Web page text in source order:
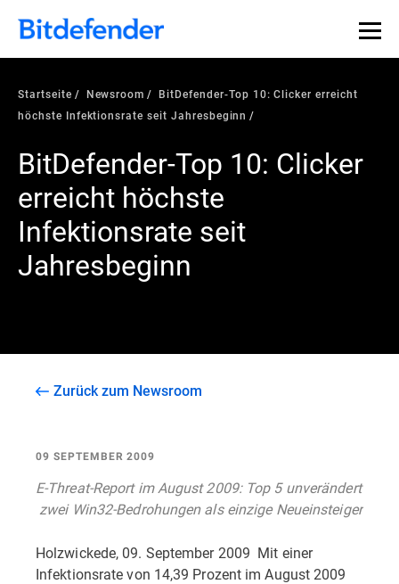
Startseite Newsroom
BitDefender-Top 10: Clicker erreicht
höchste Infektionsrate seit Jahresbeginn
BitDefender-Top 10: Clicker
erreicht höchste
Infektionsrate seit
Jahresbeginn
Zurück zum Newsroom
09 SEPTEMBER 2009
E-Threat-Report im August 2009: Top 5 unverändert
 zwei Win32-Bedrohungen als einzige Neueinsteiger
Holzwickede, 09. September 2009  Mit einer
Infektionsrate von 14,39 Prozent im August 2009